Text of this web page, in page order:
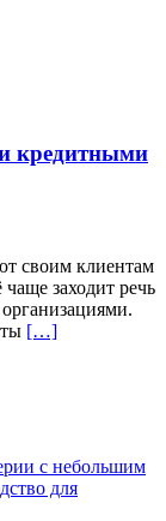
кредитными
своим клиентам
заходит речь
[…]
с небольшим
для